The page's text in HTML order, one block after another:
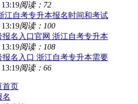
阅读：72
江自考专升本报名时间和考试
阅读：100
名入口官网 浙江自考专升本
阅读：108
名入口 浙江自考专升本需要
阅读：66
首页
名